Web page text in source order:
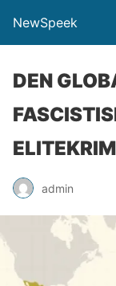
NewSpeek
DEN
admin